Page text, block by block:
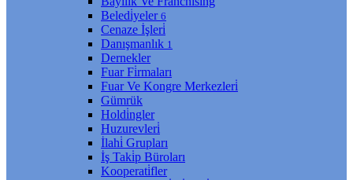
Beledi̇yeler 6
Cenaze İşleri̇
Danışmanlık 1
Dernekler
Fuar Fi̇rmaları
Fuar Ve Kongre Merkezleri̇
Gümrük
Holdi̇ngler
Huzurevleri̇
İlahi̇ Grupları
İş Taki̇p Büroları
Kooperati̇fler